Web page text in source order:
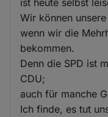
Wir können
wenn wir die
bekommen.
Denn die SPD ist
CDU;
auch für manche
Ich finde, es tut